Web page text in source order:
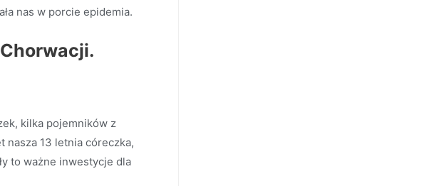
nas w porcie epidemia.
kilka pojemników z
nasza 13 letnia córeczka,
to ważne inwestycje dla